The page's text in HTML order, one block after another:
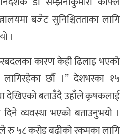
बजेट सुनिश्चितताका लागि
।
कारण केही ढिलाइ भएको
छाैँ ।” देशभरका १५
देखिएको बताउँदै उहाँले कृषकलाई
दिने व्यवस्था भएको बताउनुभयो ।
रु ५८ करोड बढीको रकमका लागि